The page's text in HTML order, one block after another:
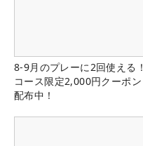
8-9月のプレーに2回使える！
コース限定2,000円クーポン
配布中！